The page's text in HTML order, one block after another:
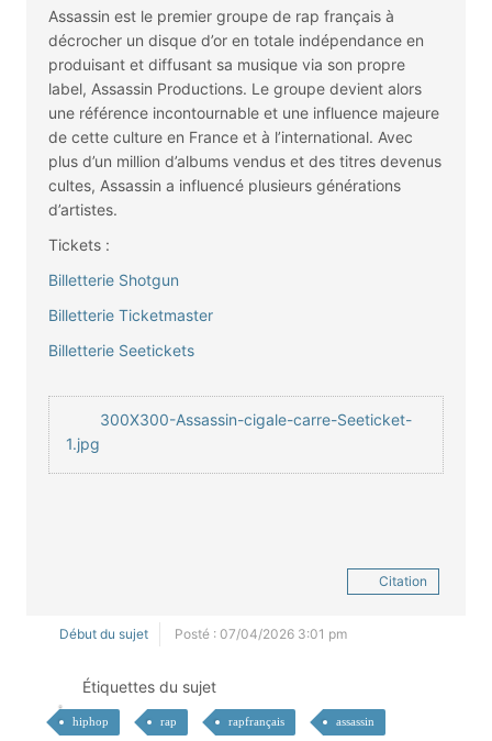
Assassin est le premier groupe de rap français à
décrocher un disque d’or en totale indépendance en
produisant et diffusant sa musique via son propre
label, Assassin Productions. Le groupe devient alors
une référence incontournable et une influence majeure
de cette culture en France et à l’international. Avec
plus d’un million d’albums vendus et des titres devenus
cultes, Assassin a influencé plusieurs générations
d’artistes.
Tickets :
Billetterie Shotgun
Billetterie Ticketmaster
Billetterie Seetickets
300X300-Assassin-cigale-carre-Seeticket-
1.jpg
Citation
Début du sujet Posté : 07/04/2026 3:01 pm
Étiquettes du sujet
hiphop rap rapfrançais assassin